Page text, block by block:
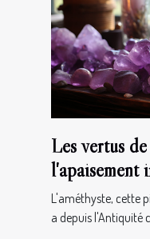
Les vertus
l'apaisement
L'améthyste, cette
a depuis l'Antiquité